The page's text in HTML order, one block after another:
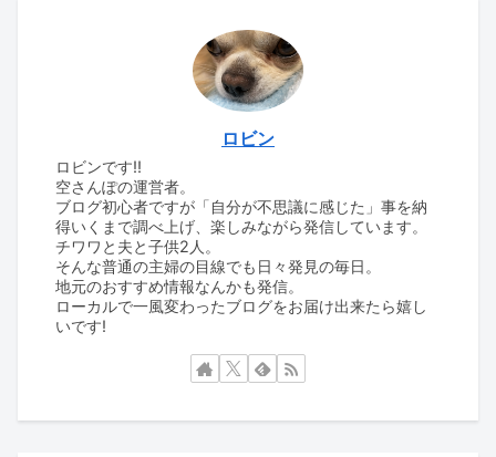
ロビン
ロビンです‼
空さんぽの運営者。
ブログ初心者ですが「自分が不思議に感じた」事を納
得いくまで調べ上げ、楽しみながら発信しています。
チワワと夫と子供2人。
そんな普通の主婦の目線でも日々発見の毎日。
地元のおすすめ情報なんかも発信。
ローカルで一風変わったブログをお届け出来たら嬉し
いです!